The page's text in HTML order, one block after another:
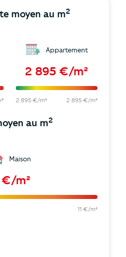
moyen au m2
Appartement
2 895 €/m²
2 895 €/m² 2 895 €/m²
au m2
Maison
€/m²
11 €/m²